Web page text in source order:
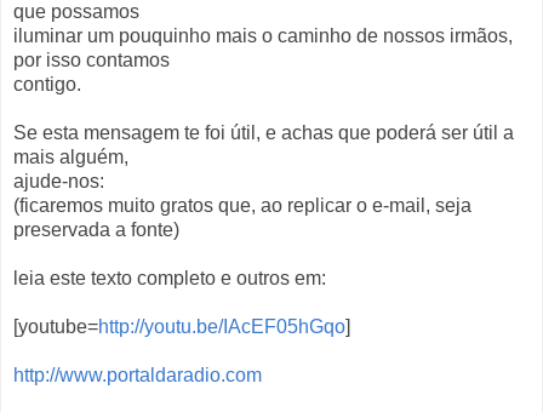
que possamos
iluminar um pouquinho mais o caminho de nossos irmãos,
por isso contamos
contigo.
Se esta mensagem te foi útil, e achas que poderá ser útil a
mais alguém,
ajude-nos:
(ficaremos muito gratos que, ao replicar o e-mail, seja
preservada a fonte)
leia este texto completo e outros em:
[youtube=http://youtu.be/IAcEF05hGqo]
http://www.portaldaradio.com